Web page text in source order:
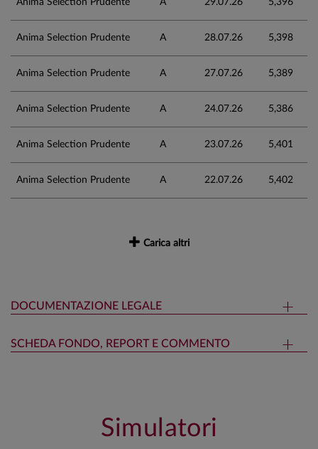
Anima Selection Prudente A 29.07.26 5,396
Anima Selection Prudente A 28.07.26 5,398
Anima Selection Prudente A 27.07.26 5,389
Anima Selection Prudente A 24.07.26 5,386
Anima Selection Prudente A 23.07.26 5,401
Anima Selection Prudente A 22.07.26 5,402
Carica altri
DOCUMENTAZIONE LEGALE
SCHEDA FONDO, REPORT E COMMENTO
Simulatori